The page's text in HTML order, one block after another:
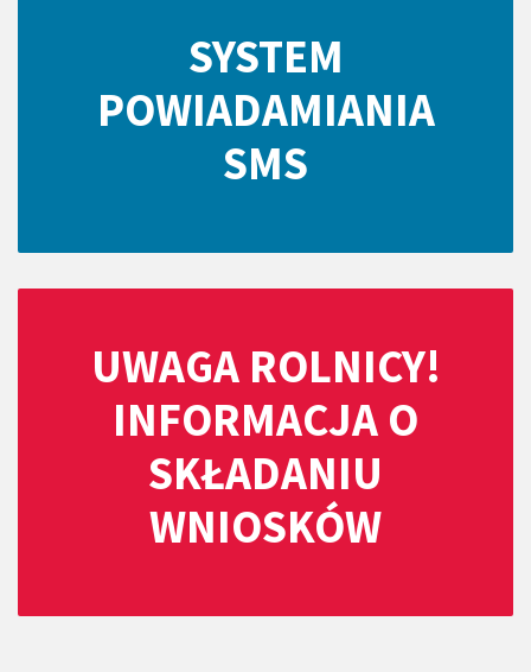
SYSTEM
POWIADAMIANIA
SMS
UWAGA ROLNICY!
INFORMACJA O
SKŁADANIU
WNIOSKÓW